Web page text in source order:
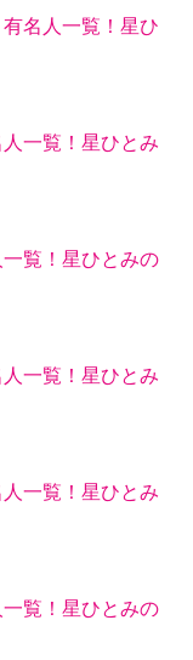
名人一覧！星ひ
一覧！星ひとみ
覧！星ひとみの
一覧！星ひとみ
一覧！星ひとみ
覧！星ひとみの